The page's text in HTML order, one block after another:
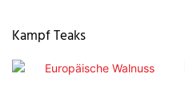
Kampf Teaks